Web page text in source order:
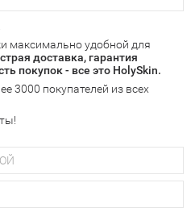
осуществляется ужена
получитьбесплатную
и оплаты в Вашем городе
банк, Сбербанк) и другими
максимально удобной для
доставка, гарантия
покупок - все это HolySkin.
3000 покупателей из всех
Ваши вопросы по работе
по товарам, рассказать о